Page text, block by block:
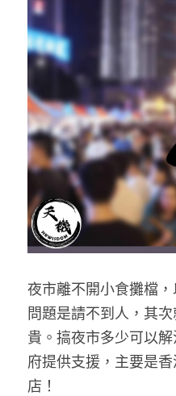
記錄．宏福苑火災
娛樂
反華推手你要知
反華推手懶人包
民主派騙案十式
反華推手起底
美西霸凌內幕
美西極權主義
真相直擊
極端暴恐實錄
KOL 專欄
林淑芳專欄
屈穎妍專欄
朱庭萱專欄
莫綺琪專欄
黃萬成專欄
招國偉專欄
高松傑專欄
絕密法庭檔案
醫院口岸爆炸案
屠龍小隊案
黎智英案審訊
支聯會案
35+顛覆案
生活
吃喝玩指南
休閒好介紹
親子
花生仔漫畫週記
關於我們
人才招聘
投稿熱線
商戶合作
支持讚助
搜索
繁體中文
繁體中文
English
夜市離不開小食攤檔
問題是請不到人，其
貴。搞夜市多少可以
府提供支援，主要是
店！